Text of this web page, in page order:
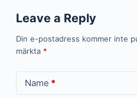
Leave a Reply
Din e-postadress kommer inte
märkta *
Name *